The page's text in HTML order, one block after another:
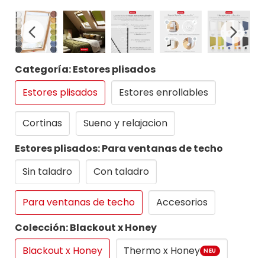
Categoría: Estores plisados
Estores plisados
Estores enrollables
Cortinas
Sueno y relajacion
Estores plisados: Para ventanas de techo
Sin taladro
Con taladro
Para ventanas de techo
Accesorios
Colección: Blackout x Honey
Blackout x Honey
Thermo x Honey NEU